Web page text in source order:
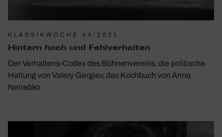
KLASSIKWOCHE 44/2021
Hintern hoch und Fehl­ver­halten
Der Verhaltens-Codex des Bühnenvereins, die politische
Haltung von Valery Gergiev, das Kochbuch von Anna
Netrebko